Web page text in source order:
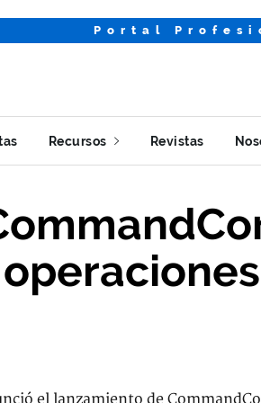
Portal
Recursos Revistas
el lanzamiento de